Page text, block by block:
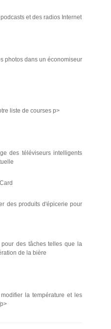
et des radios Internet
photos dans un économiseur
liste de courses p>
des téléviseurs intelligents
des produits d'épicerie pour
des tâches telles que la
de la bière
la température et les